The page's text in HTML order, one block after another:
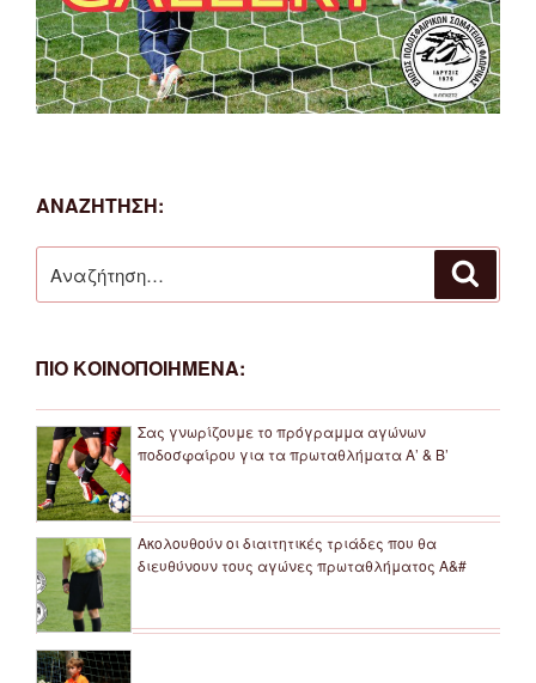
ΑΝΑΖΗΤΗΣΗ:
για:
ΠΙΟ ΚΟΙΝΟΠΟΙΗΜΕΝΑ:
Σας γνωρίζουμε το πρόγραμμα αγώνων
ποδοσφαίρου για τα πρωταθλήματα Α’ & Β’
Ακολουθούν οι διαιτητικές τριάδες που θα
διευθύνουν τους αγώνες πρωταθλήματος Α&#